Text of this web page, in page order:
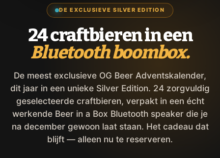
DE EXCLUSIEVE SILVER EDITION
24 craftbieren in een
Bluetooth boombox.
De meest exclusieve OG Beer Adventskalender,
dit jaar in een unieke Silver Edition. 24 zorgvuldig
geselecteerde craftbieren, verpakt in een écht
werkende Beer in a Box Bluetooth speaker die je
na december gewoon laat staan. Het cadeau dat
blijft — alleen nu te reserveren.